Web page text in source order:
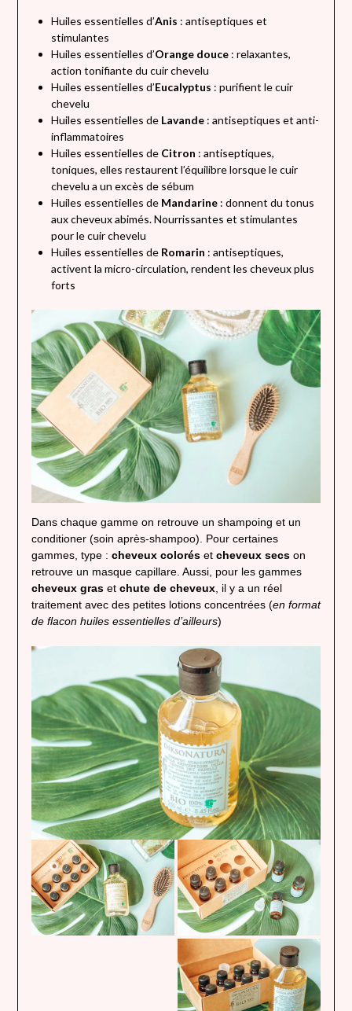
Huiles essentielles d’Anis : antiseptiques et
stimulantes
Huiles essentielles d’Orange douce: relaxantes,
action tonifiante du cuir chevelu
Huiles essentielles d’Eucalyptus : purifient le cuir
chevelu
Huiles essentielles de Lavande: antiseptiques et anti-
inflammatoires
Huiles essentielles de Citron : antiseptiques,
toniques, elles restaurent l’équilibre lorsque le cuir
chevelu a un excès de sébum
Huiles essentielles de Mandarine: donnent du tonus
aux cheveux abimés. Nourrissantes et stimulantes
pour le cuir chevelu
Huiles essentielles de Romarin : antiseptiques,
activent la micro-circulation, rendent les cheveux plus
forts
Dans chaque gamme on retrouve un shampoing et un
conditioner (soin après-shampoo). Pour certaines
gammes, type : cheveux coloréset cheveux secson
retrouve un masque capillare. Aussi, pour les gammes
cheveux graset chute de cheveux, il y a un réel
traitement avec des petites lotions concentrées (en format
de flacon huiles essentielles d’ailleurs)